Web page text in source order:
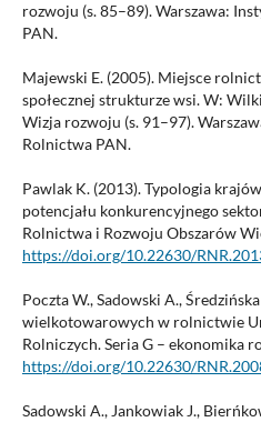
rozwoju (s. 85–89). Warszawa:
PAN.
Majewski E. (2005). Miejsce
społecznej strukturze wsi. W:
Wizja rozwoju (s. 91–97).
Rolnictwa PAN.
Pawlak K. (2013). Typologia
potencjału konkurencyjnego
Rolnictwa i Rozwoju Obszarów
https://doi.org/10.22630/
Poczta W., Sadowski A.,
wielkotowarowych w rolnictwie
Rolniczych. Seria G – ekonomika
https://doi.org/10.22630/
Sadowski A., Jankowiak J.,